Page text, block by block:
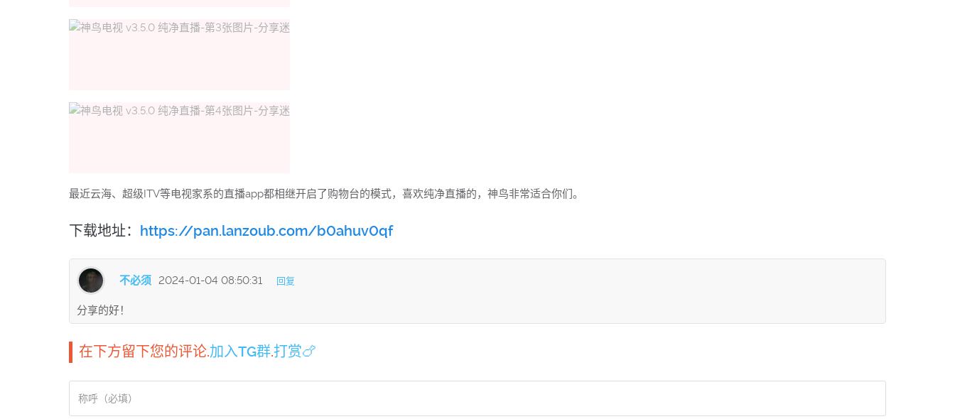
最近云海、超级ITV等电视家系的直播app都相继开启了购物台的模式，喜欢纯净直播的，神鸟非常适合你们。
下载地址： https://pan.lanzoub.com/b0ahuv0qf
不必须 2024-01-04 08:50:31 回复
分享的好！
在下方留下您的评论.加入TG群.打赏🍗